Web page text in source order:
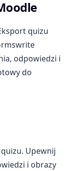
quizu
odpowiedzi i
do
Upewnij
i obrazy